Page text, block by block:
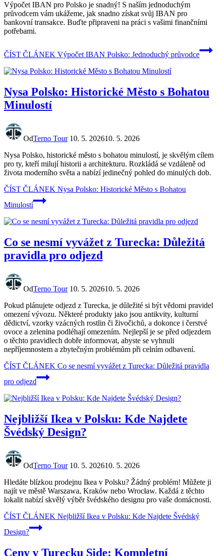
Výpočet IBAN pro Polsko je snadný! S naším jednoduchým
průvodcem vám ukážeme, jak snadno získat svůj IBAN pro
bankovní transakce. Buďte připraveni na práci s vašimi finančními
potřebami.
ČÍST ČLÁNEK Výpočet IBAN Polsko: Jednoduchý průvodce
Nysa Polsko: Historické Město s Bohatou
Minulostí
OdTerno Tour 10. 5. 202610. 5. 2026
Nysa Polsko, historické město s bohatou minulostí, je skvělým cílem
pro ty, kteří milují historii a architekturu. Rozkládá se vzdáleně od
života moderního světa a nabízí jedinečný pohled do minulých dob.
ČÍST ČLÁNEK Nysa Polsko: Historické Město s Bohatou
Minulostí
Co se nesmí vyvážet z Turecka: Důležitá
pravidla pro odjezd
OdTerno Tour 10. 5. 202610. 5. 2026
Pokud plánujete odjezd z Turecka, je důležité si být vědomi pravidel
omezení vývozu. Některé produkty jako jsou antikvity, kulturní
dědictví, vzorky vzácných rostlin či živočichů, a dokonce i čerstvé
ovoce a zelenina podléhají omezením. Nejlepší je se před odjezdem
o těchto pravidlech dobře informovat, abyste se vyhnuli
nepříjemnostem a zbytečným problémům při celním odbavení.
ČÍST ČLÁNEK Co se nesmí vyvážet z Turecka: Důležitá pravidla
pro odjezd
Nejbližší Ikea v Polsku: Kde Najdete
Švédský Design?
OdTerno Tour 10. 5. 202610. 5. 2026
Hledáte blízkou prodejnu Ikea v Polsku? Žádný problém! Můžete ji
najít ve městě Warszawa, Kraków nebo Wrocław. Každá z těchto
lokalit nabízí skvělý výběr švédského designu pro vaše domácnosti.
ČÍST ČLÁNEK Nejbližší Ikea v Polsku: Kde Najdete Švédský
Design?
Ceny v Turecku Side: Kompletní